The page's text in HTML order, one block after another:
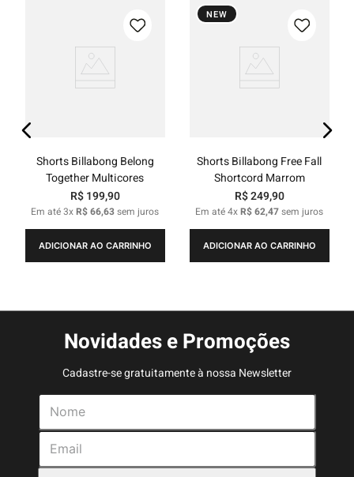
Shorts Billabong Belong
Together Multicores
R$ 199,90
Em até3xR$66,63sem juros
ADICIONAR AO CARRINHO
NEW
Shorts Billabong Free Fall
Shortcord Marrom
R$249,90
Em até4xR$62,47sem juros
ADICIONAR AO CARRINHO
Novidades e Promoções
Cadastre-se gratuitamente à nossa Newsletter